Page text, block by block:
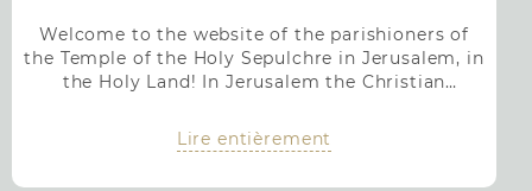
Welcome to the website of the parishioners of
the Temple of the Holy Sepulchre in Jerusalem, in
the Holy Land! In Jerusalem the Christian
of our faith.
Lire entièrement